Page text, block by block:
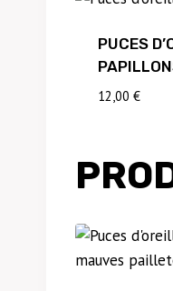
PUCES
12,00 €